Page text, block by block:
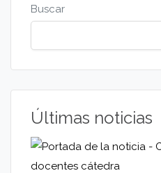
Buscar
Últimas noticias